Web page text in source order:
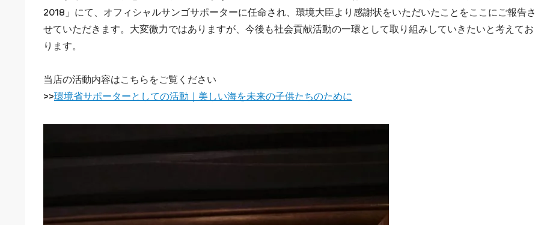
2018」にて、オフィシャルサンゴサポーターに任命され、環境大臣より感謝状をいただいたことをここにご報告さ
せていただきます。大変微力ではありますが、今後も社会貢献活動の一環として取り組みしていきたいと考えてお
ります。
当店の活動内容はこちらをご覧ください
>>環境省サポーターとしての活動｜美しい海を未来の子供たちのために